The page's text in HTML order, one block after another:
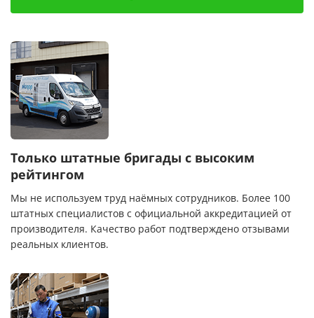
Только штатные бригады с высоким
рейтингом
Мы не используем труд наёмных сотрудников. Более 100
штатных специалистов с официальной аккредитацией от
производителя. Качество работ подтверждено отзывами
реальных клиентов.